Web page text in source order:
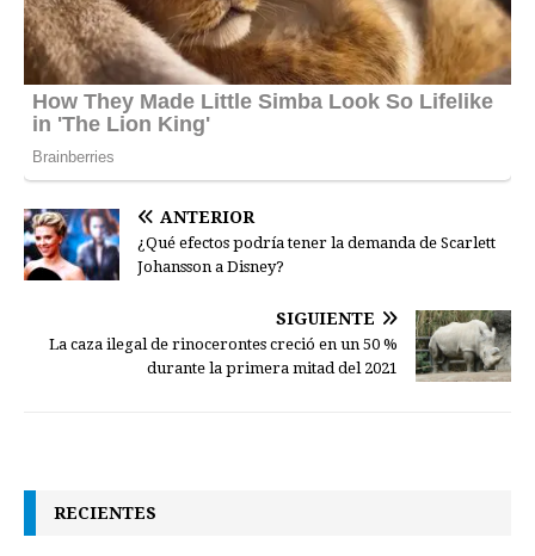
ANTERIOR
¿Qué efectos podría tener la demanda de Scarlett
Johansson a Disney?
SIGUIENTE
La caza ilegal de rinocerontes creció en un 50 %
durante la primera mitad del 2021
RECIENTES